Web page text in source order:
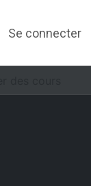
Se connecter